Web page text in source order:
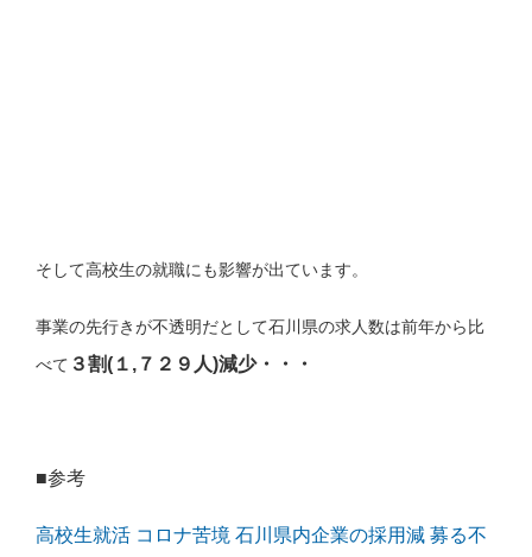
そして高校生の就職にも影響が出ています。
事業の先行きが不透明だとして石川県の求人数は前年から比
べて ３割(１,７２９人)減少・・・
■参考
高校生就活 コロナ苦境 石川県内企業の採用減 募る不